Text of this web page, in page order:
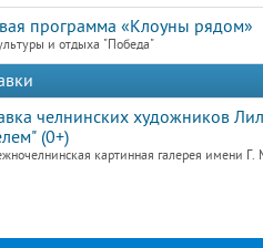
программа «Клоуны рядом»
и отдыха "Победа"
челнинских художников
(0+)
картинная галерея имени